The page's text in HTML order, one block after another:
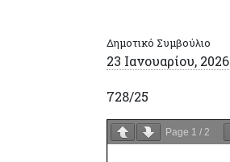
Δημοτικό Συμβούλιο
23 Ιανουαρίου, 2026
728/25
Page 1 / 2